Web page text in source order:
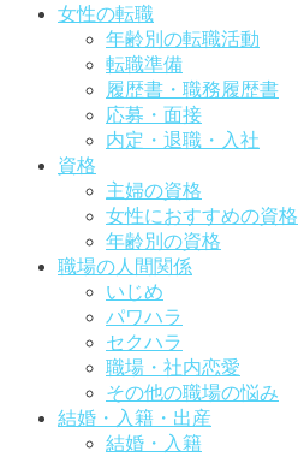
女性の転職
年齢別の転職活動
転職準備
履歴書・職務履歴書
応募・面接
内定・退職・入社
資格
主婦の資格
女性におすすめの資格
年齢別の資格
職場の人間関係
いじめ
パワハラ
セクハラ
職場・社内恋愛
その他の職場の悩み
結婚・入籍・出産
結婚・入籍